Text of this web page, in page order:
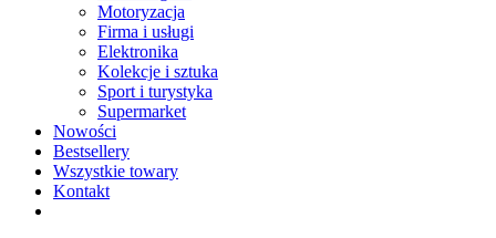
Motoryzacja
Firma i usługi
Elektronika
Kolekcje i sztuka
Sport i turystyka
Supermarket
Nowości
Bestsellery
Wszystkie towary
Kontakt